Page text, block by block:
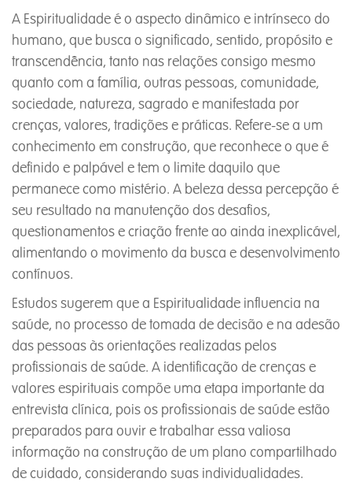
A Espiritualidade é o aspecto dinâmico e intrínseco do
humano, que busca o significado, sentido, propósito e
transcendência, tanto nas relações consigo mesmo
quanto com a família, outras pessoas, comunidade,
sociedade, natureza, sagrado e manifestada por
crenças, valores, tradições e práticas. Refere-se a um
conhecimento em construção, que reconhece o que é
definido e palpável e tem o limite daquilo que
permanece como mistério. A beleza dessa percepção é
seu resultado na manutenção dos desafios,
questionamentos e criação frente ao ainda inexplicável,
alimentando o movimento da busca e desenvolvimento
contínuos.
Estudos sugerem que a Espiritualidade influencia na
saúde, no processo de tomada de decisão e na adesão
das pessoas às orientações realizadas pelos
profissionais de saúde. A identificação de crenças e
valores espirituais compõe uma etapa importante da
entrevista clínica, pois os profissionais de saúde estão
preparados para ouvir e trabalhar essa valiosa
informação na construção de um plano compartilhado
de cuidado, considerando suas individualidades.